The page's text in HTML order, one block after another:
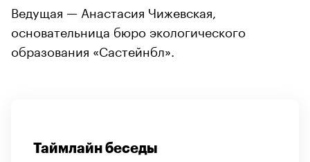
Ведущая — Анастасия Чижевская,
основательница бюро экологического
образования «Састейнбл».
Таймлайн беседы